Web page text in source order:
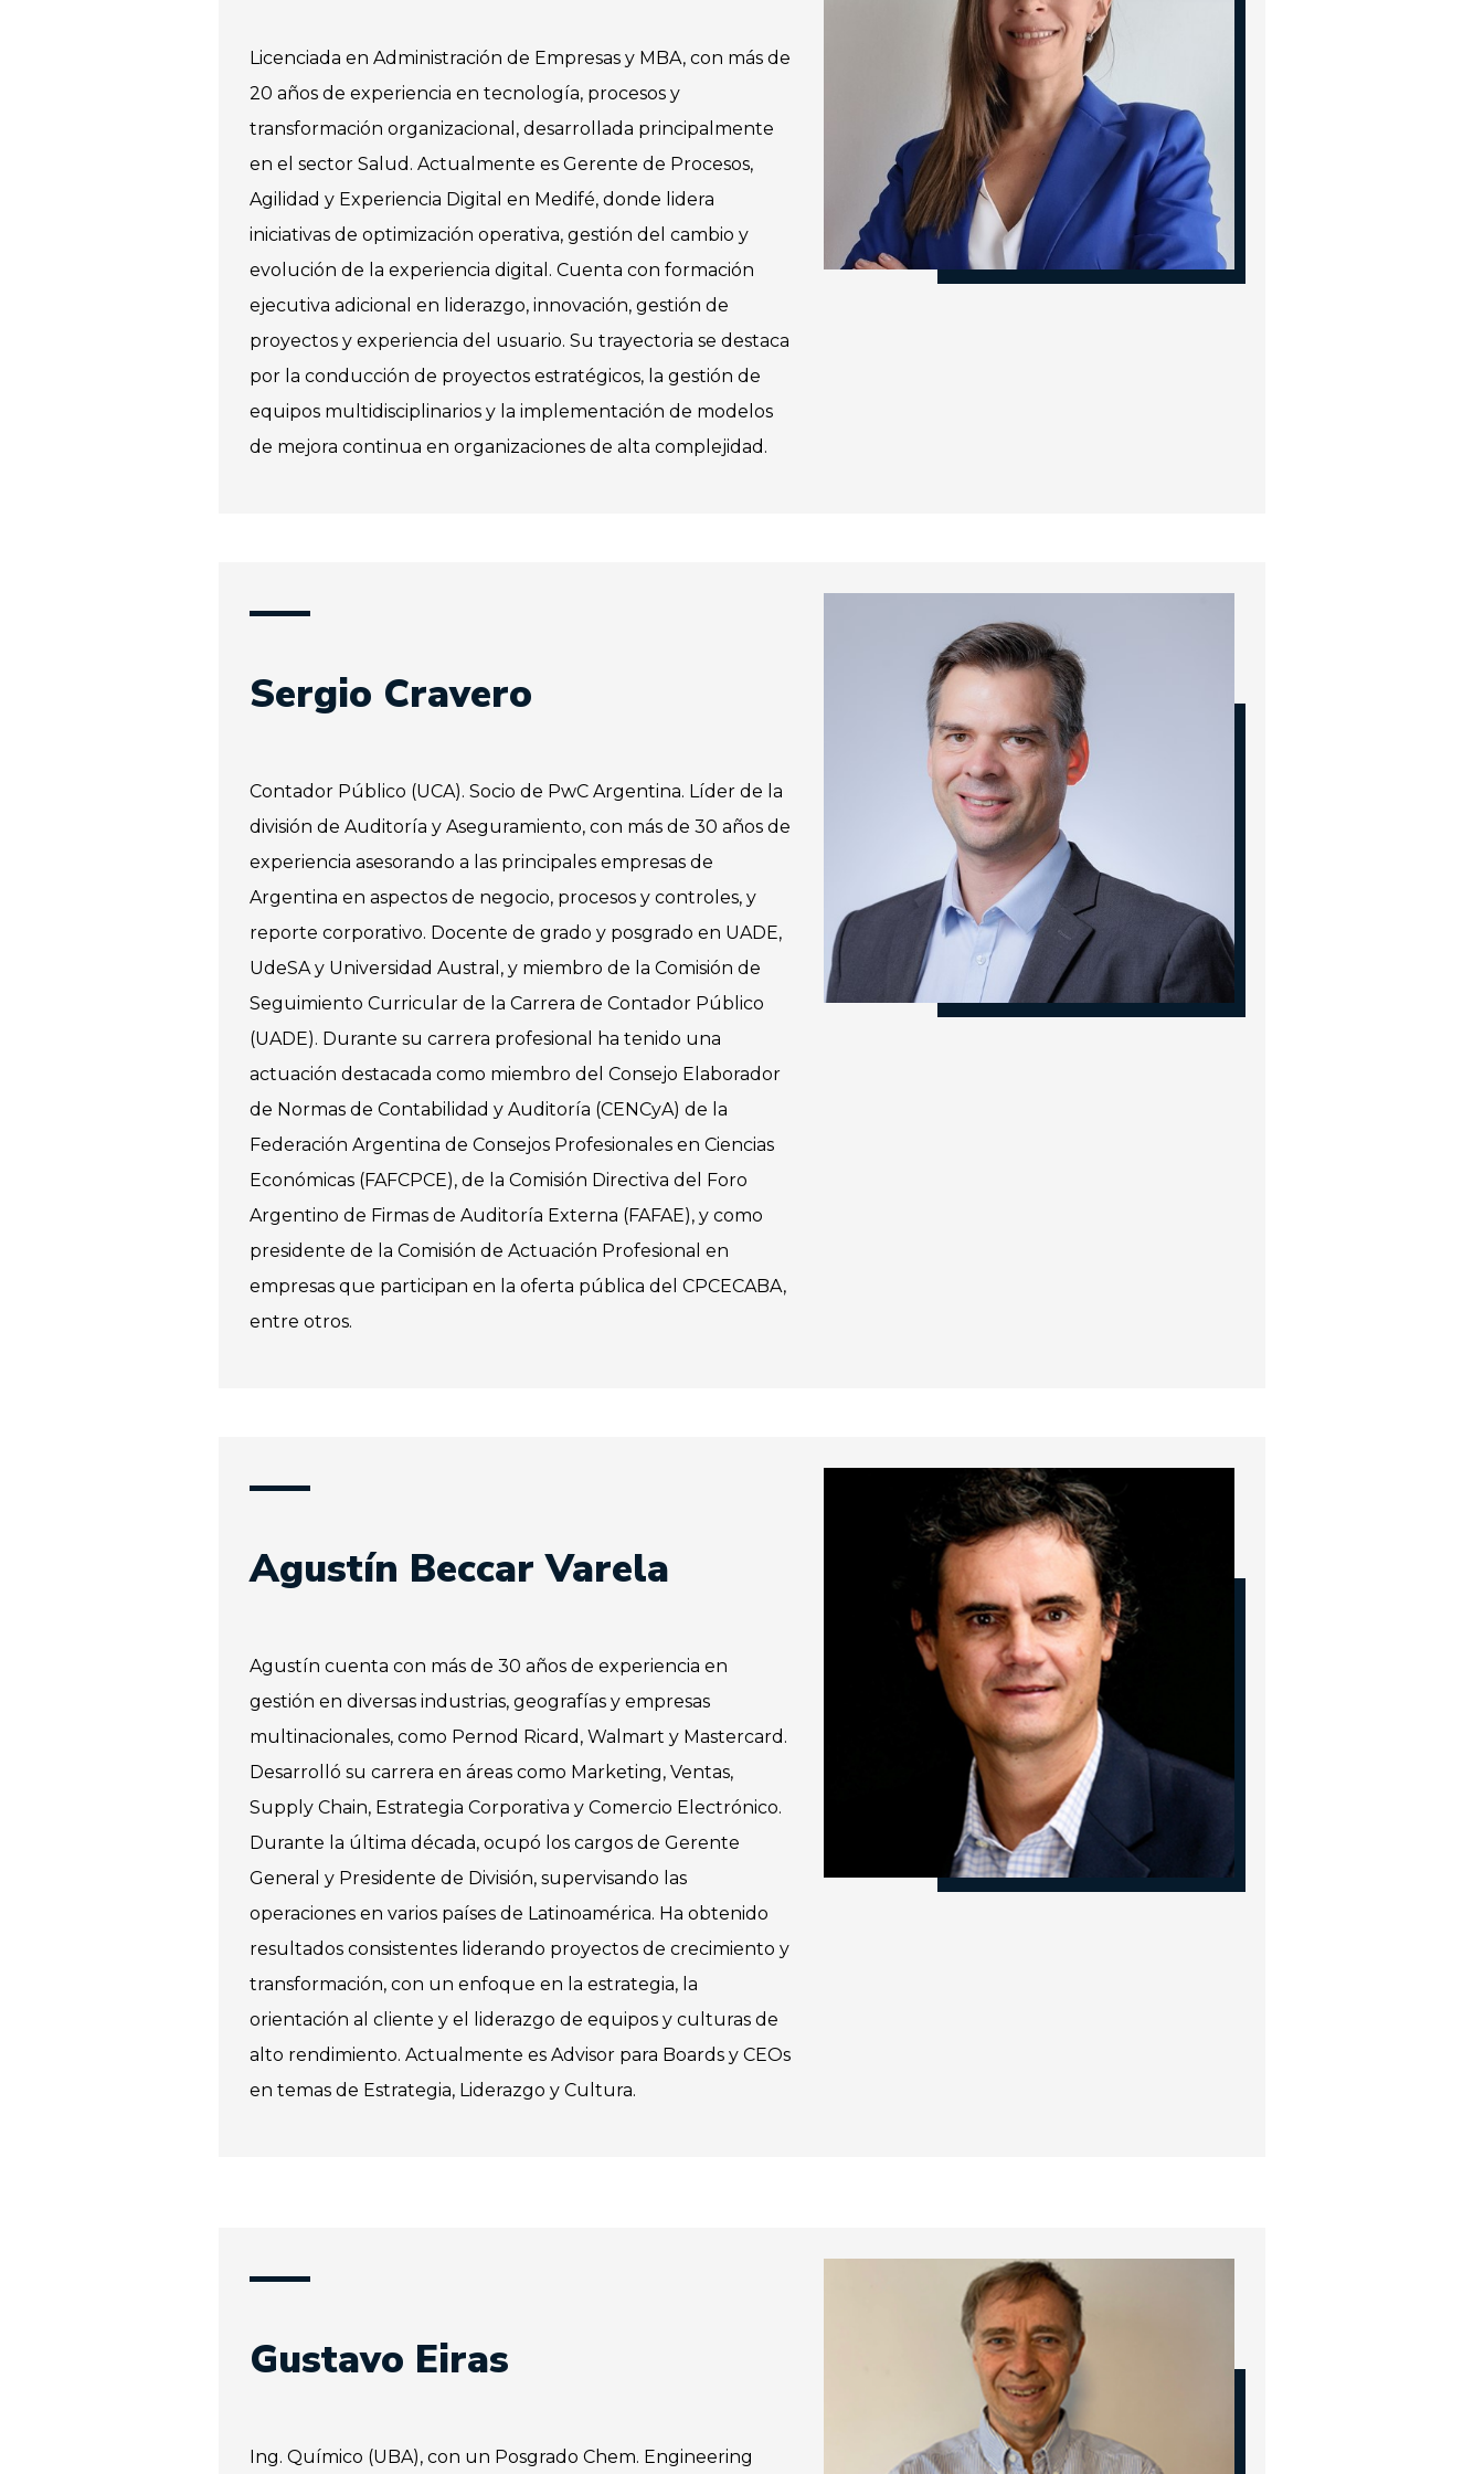
Licenciada en Administración de Empresas y MBA, con más de
20 años de experiencia en tecnología, procesos y
transformación organizacional, desarrollada principalmente
en el sector Salud. Actualmente es Gerente de Procesos,
Agilidad y Experiencia Digital en Medifé, donde lidera
iniciativas de optimización operativa, gestión del cambio y
evolución de la experiencia digital. Cuenta con formación
ejecutiva adicional en liderazgo, innovación, gestión de
proyectos y experiencia del usuario. Su trayectoria se destaca
por la conducción de proyectos estratégicos, la gestión de
equipos multidisciplinarios y la implementación de modelos
de mejora continua en organizaciones de alta complejidad.
Sergio Cravero
Contador Público (UCA). Socio de PwC Argentina. Líder de la
división de Auditoría y Aseguramiento, con más de 30 años de
experiencia asesorando a las principales empresas de
Argentina en aspectos de negocio, procesos y controles, y
reporte corporativo. Docente de grado y posgrado en UADE,
UdeSA y Universidad Austral, y miembro de la Comisión de
Seguimiento Curricular de la Carrera de Contador Público
(UADE). Durante su carrera profesional ha tenido una
actuación destacada como miembro del Consejo Elaborador
de Normas de Contabilidad y Auditoría (CENCyA) de la
Federación Argentina de Consejos Profesionales en Ciencias
Económicas (FAFCPCE), de la Comisión Directiva del Foro
Argentino de Firmas de Auditoría Externa (FAFAE), y como
presidente de la Comisión de Actuación Profesional en
empresas que participan en la oferta pública del CPCECABA,
entre otros.
Agustín Beccar Varela
Agustín cuenta con más de 30 años de experiencia en
gestión en diversas industrias, geografías y empresas
multinacionales, como Pernod Ricard, Walmart y Mastercard.
Desarrolló su carrera en áreas como Marketing, Ventas,
Supply Chain, Estrategia Corporativa y Comercio Electrónico.
Durante la última década, ocupó los cargos de Gerente
General y Presidente de División, supervisando las
operaciones en varios países de Latinoamérica. Ha obtenido
resultados consistentes liderando proyectos de crecimiento y
transformación, con un enfoque en la estrategia, la
orientación al cliente y el liderazgo de equipos y culturas de
alto rendimiento. Actualmente es Advisor para Boards y CEOs
en temas de Estrategia, Liderazgo y Cultura.
Gustavo Eiras
Ing. Químico (UBA), con un Posgrado Chem. Engineering